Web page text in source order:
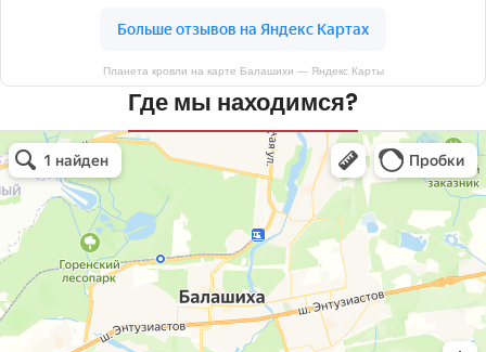
Планета кровли на карте Балашихи — Яндекс Карты
Где мы находимся?
Планета кровли
Кровля и кровельные материалы в Балашихе
Окна в Балашихе